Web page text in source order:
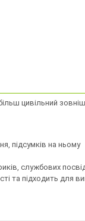
цивільний
підсумків на ньому
службових
та підходить для